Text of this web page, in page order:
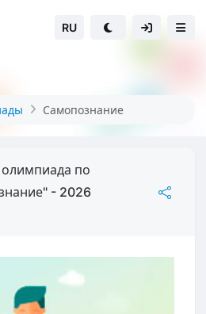
RU
Самопознание
олимпиада по
- 2026